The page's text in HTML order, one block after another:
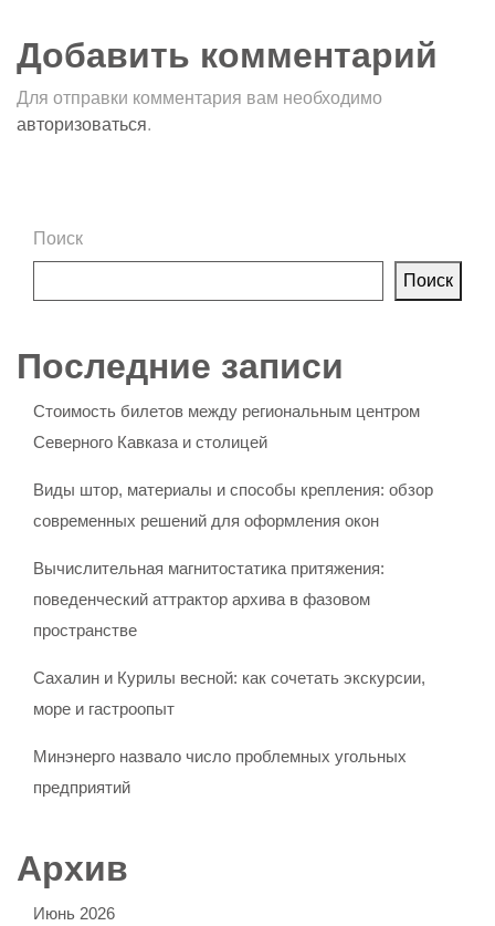
Добавить комментарий
Для отправки комментария вам необходимо
авторизоваться.
Поиск
Поиск
Последние записи
Стоимость билетов между региональным центром
Северного Кавказа и столицей
Виды штор, материалы и способы крепления: обзор
современных решений для оформления окон
Вычислительная магнитостатика притяжения:
поведенческий аттрактор архива в фазовом
пространстве
Сахалин и Курилы весной: как сочетать экскурсии,
море и гастроопыт
Минэнерго назвало число проблемных угольных
предприятий
Архив
Июнь 2026